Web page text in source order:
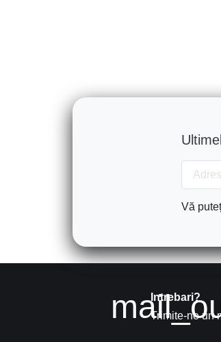
Vă
Intrebari?
Trimite-ne un